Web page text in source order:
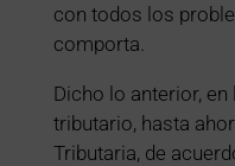
con todos los
comporta.
Dicho lo anterior,
tributario, hasta
Tributaria, de